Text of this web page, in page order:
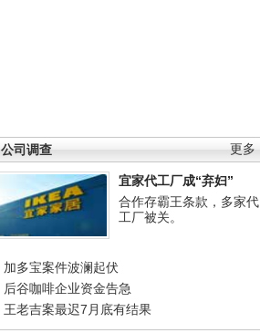
更多
公司调查
宜家代工厂成“弃妇”
合作存霸王条款，多家代
工厂被关。
加多宝案件波澜起伏
后谷咖啡企业资金告急
王老吉案最迟7月底有结果